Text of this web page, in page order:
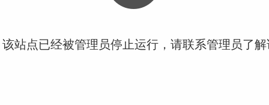
站点已经被管理员停止运行，请联系管理员了